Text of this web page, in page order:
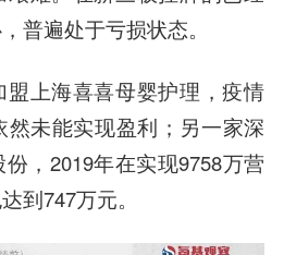
普遍处于亏损状态。
上海喜喜母婴护理，疫情
然未能实现盈利；另一家深
，2019年在实现9758万营
到747万元。